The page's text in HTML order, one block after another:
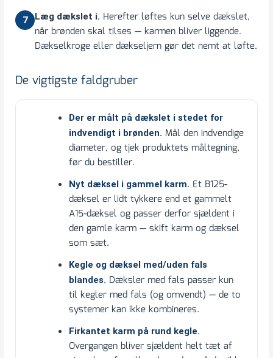
7 Læg dækslet i. Herefter løftes kun selve dækslet,
når brønden skal tilses — karmen bliver liggende.
Dækselkroge eller dækseljern gør det nemt at løfte.
De vigtigste faldgruber
Der er målt på dækslet i stedet for
indvendigt i brønden. Mål den indvendige
diameter, og tjek produktets måltegning,
før du bestiller.
Nyt dæksel i gammel karm. Et B125-
dæksel er lidt tykkere end et gammelt
A15-dæksel og passer derfor sjældent i
den gamle karm — skift karm og dæksel
som sæt.
Kegle og dæksel med/uden fals
blandes. Dæksler med fals passer kun
til kegler med fals (og omvendt) — de to
systemer kan ikke kombineres.
Firkantet karm på rund kegle.
Overgangen bliver sjældent helt tæt af